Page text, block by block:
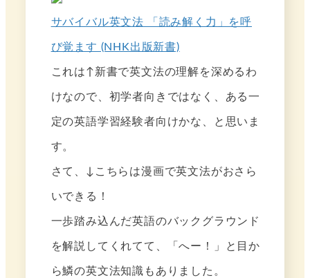
サバイバル英文法 「読み解く力」を呼
び覚ます (NHK出版新書)
これは↑新書で英文法の理解を深めるわ
けなので、初学者向きではなく、ある一
定の英語学習経験者向けかな、と思いま
す。
さて、↓こちらは漫画で英文法がおさら
いできる！
一歩踏み込んだ英語のバックグラウンド
を解説してくれてて、「へー！」と目か
ら鱗の英文法知識もありました。